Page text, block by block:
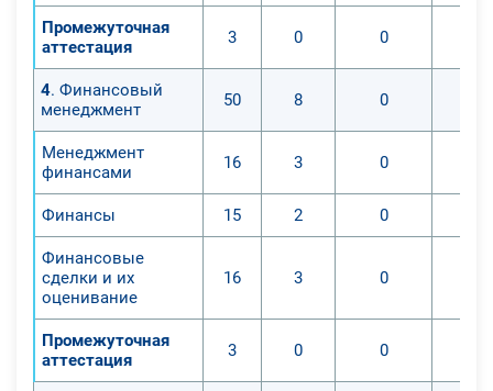
Промежуточная
аттестация
3 0 0
4. Финансовый
менеджмент
50 8 0
Менеджмент
финансами
16 3 0
Финансы 15 2 0
Финансовые
сделки и их
оценивание
16 3 0
Промежуточная
аттестация
3 0 0